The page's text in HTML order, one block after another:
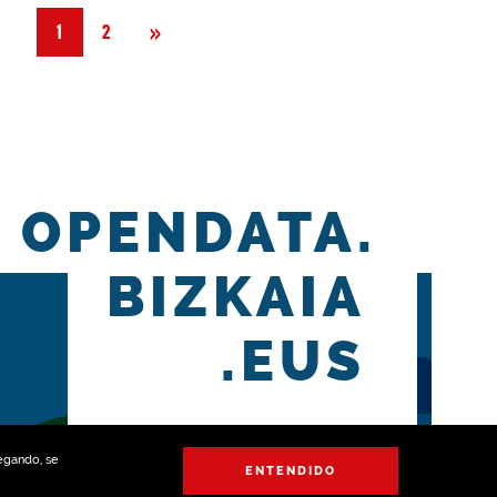
se
ENTENDIDO
1 2 »
OPENDATA.
BIZKAIA
.EUS